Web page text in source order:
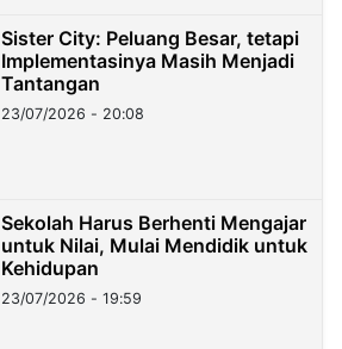
Sister City: Peluang Besar, tetapi
Implementasinya Masih Menjadi
Tantangan
23/07/2026 - 20:08
Sekolah Harus Berhenti Mengajar
untuk Nilai, Mulai Mendidik untuk
Kehidupan
23/07/2026 - 19:59